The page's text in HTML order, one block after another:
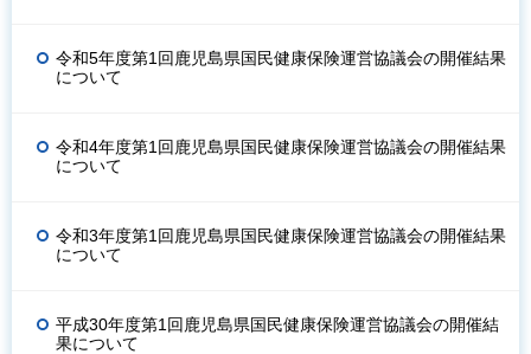
令和5年度第1回鹿児島県国民健康保険運営協議会の開催結果
について
令和4年度第1回鹿児島県国民健康保険運営協議会の開催結果
について
令和3年度第1回鹿児島県国民健康保険運営協議会の開催結果
について
平成30年度第1回鹿児島県国民健康保険運営協議会の開催結
果について